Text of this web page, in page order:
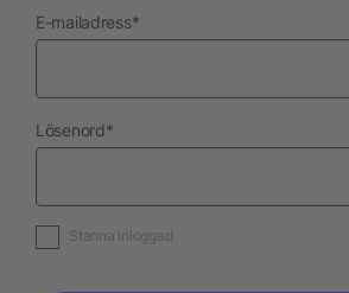
E-mailadressnödvändig
*
Lösenordnödvändig
*
Stanna inloggad